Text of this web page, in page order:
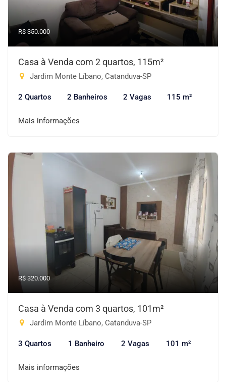
R$ 350.000
Casa à Venda com 2 quartos, 115m²
Jardim Monte Líbano, Catanduva-SP
2 Quartos 2 Banheiros 2 Vagas 115 m²
Mais informações
R$ 320.000
Casa à Venda com 3 quartos, 101m²
Jardim Monte Líbano, Catanduva-SP
3 Quartos 1 Banheiro 2 Vagas 101 m²
Mais informações